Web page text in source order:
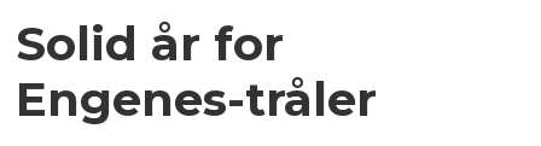
Solid år for
Engenes-tråler